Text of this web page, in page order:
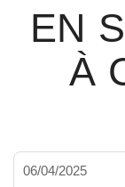
EN
À
06/04/2025